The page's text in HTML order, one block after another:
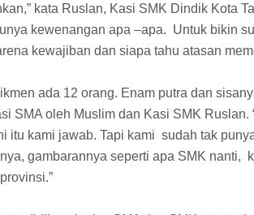
kata Ruslan, Kasi SMK Dindik Kota
kewenangan apa –apa. Untuk bikin
kewajiban dan siapa tahu atasan
ada 12 orang. Enam putra dan
SMA oleh Muslim dan Kasi SMK Ruslan.
itu kami jawab. Tapi kami sudah tak
gambarannya seperti apa SMK nanti,